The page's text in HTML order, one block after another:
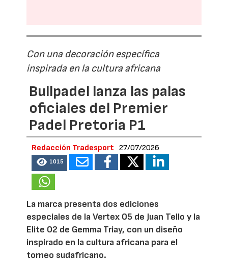
Con una decoración específica
inspirada en la cultura africana
Bullpadel lanza las palas
oficiales del Premier
Padel Pretoria P1
Redacción Tradesport 27/07/2026
1015
La marca presenta dos ediciones
especiales de la Vertex 05 de Juan Tello y la
Elite 02 de Gemma Triay, con un diseño
inspirado en la cultura africana para el
torneo sudafricano.